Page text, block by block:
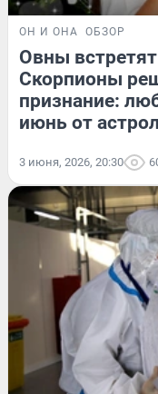
ОН И ОНА ОБЗОР
Овны
Скорпионы
признание:
июнь от
3 июня, 2026, 20:30